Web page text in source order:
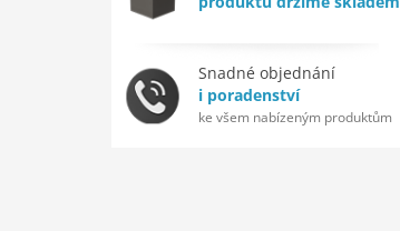
Snadné objednání
i poradenství
ke všem nabízeným produktům